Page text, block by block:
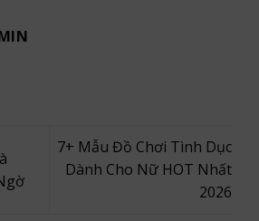
7+ Mẫu Đồ Chơi Tình Dục
Dành Cho Nữ HOT Nhất
2026